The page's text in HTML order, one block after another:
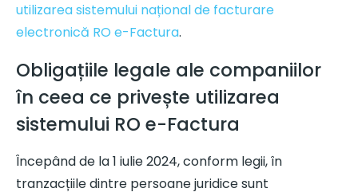
utilizarea sistemului național de facturare
electronică RO e-Factura.
Obligațiile legale ale companiilor
în ceea ce privește utilizarea
sistemului RO e-Factura
Începând de la 1 iulie 2024, conform legii, în
tranzacțiile dintre persoane juridice sunt